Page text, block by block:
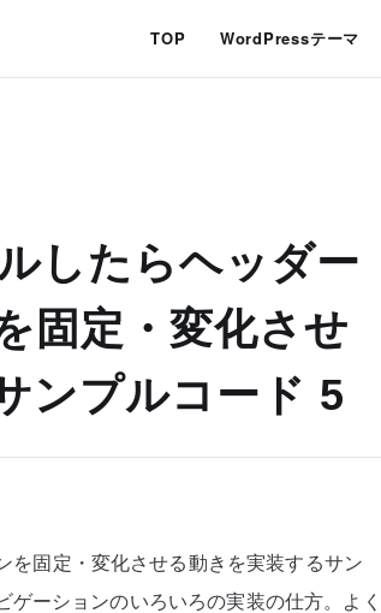
TOP WordPressテーマ
したらヘッダー
固定・変化させ
ンプルコード 5
を固定・変化させる動きを実装するサン
ーションのいろいろの実装の仕方。よく